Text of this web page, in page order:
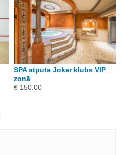
SPA atpūta Joker klubs VIP
zonā
€ 150.00